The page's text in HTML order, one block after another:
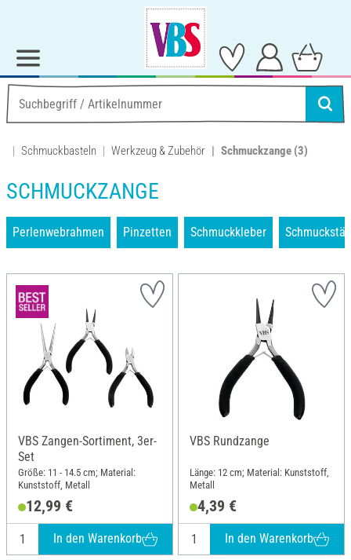
Schmuckbasteln Werkzeug & Zubehör Schmuckzange (3)
SCHMUCKZANGE
Perlenwebrahmen Pinzetten Schmuckkleber
VBS Zangen-Sortiment, 3er-
Set
Größe: 11 - 14.5 cm; Material:
Kunststoff, Metall
12,99 €
In den Warenkorb
VBS Rundzange
Länge: 12 cm; Material: Kunststoff,
Metall
4,39 €
In den Warenkorb